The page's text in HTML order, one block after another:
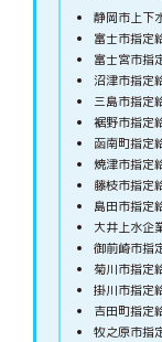
静岡市上
富士市指
富士宮市
沼津市指定
三島市指
裾野市指定
函南町指
焼津市指定
藤枝市指
島田市指
大井上水企
御前崎市指
菊川市指定
掛川市指定
吉田町指
牧之原市指